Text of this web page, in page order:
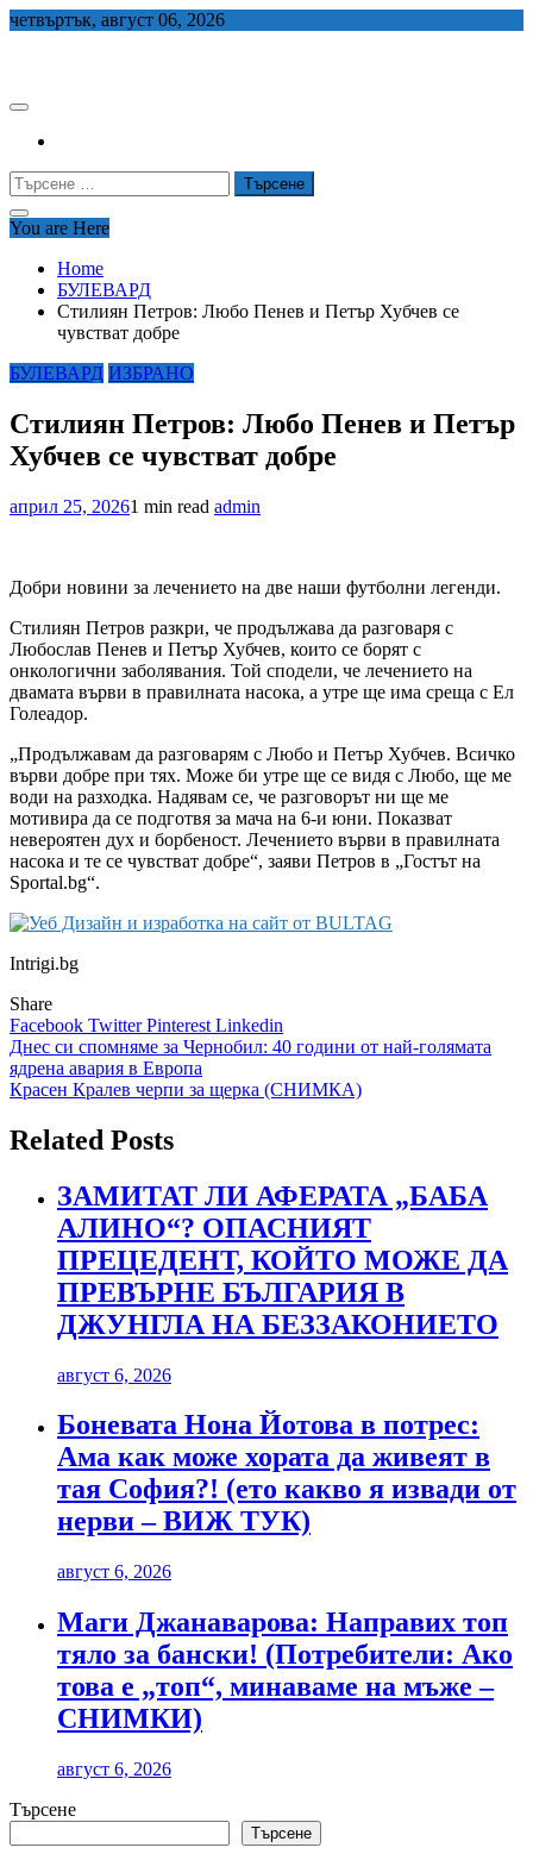
Skip
четвъртък, август 06, 2026
Търсене
за:
You are Here
Home
БУЛЕВАРД
Стилиян Петров: Любо Пенев и Петър Хубчев се
чувстват добре
БУЛЕВАРД ИЗБРАНО
Стилиян Петров: Любо Пенев и Петър
Хубчев се чувстват добре
април 25, 20261 min read admin
Добри новини за лечението на две наши футболни легенди.
Стилиян Петров разкри, че продължава да разговаря с
Любослав Пенев и Петър Хубчев, които се борят с
онкологични заболявания. Той сподели, че лечението на
двамата върви в правилната насока, а утре ще има среща с Ел
Голеадор.
„Продължавам да разговарям с Любо и Петър Хубчев. Всичко
върви добре при тях. Може би утре ще се видя с Любо, ще ме
води на разходка. Надявам се, че разговорът ни ще ме
мотивира да се подготвя за мача на 6-и юни. Показват
невероятен дух и борбеност. Лечението върви в правилната
насока и те се чувстват добре“, заяви Петров в „Гостът на
Sportal.bg“.
Intrigi.bg
Share
Facebook TwitterPinterest Linkedin
Навигация
Днес си спомняме за Чернобил: 40 години от най-голямата
ядрена авария в Европа
Красен Кралев черпи за щерка (СНИМКА)
Related Posts
ЗАМИТАТ ЛИ АФЕРАТА „БАБА
АЛИНО“? ОПАСНИЯТ
ПРЕЦЕДЕНТ, КОЙТО МОЖЕ ДА
ПРЕВЪРНЕ БЪЛГАРИЯ В
ДЖУНГЛА НА БЕЗЗАКОНИЕТО
август 6, 2026
Боневата Нона Йотова в потрес:
Ама как може хората да живеят в
тая София?! (ето какво я извади от
нерви – ВИЖ ТУК)
август 6, 2026
Маги Джанаварова: Направих топ
тяло за бански! (Потребители: Ако
това е „топ“, минаваме на мъже –
СНИМКИ)
август 6, 2026
Търсене
Търсене